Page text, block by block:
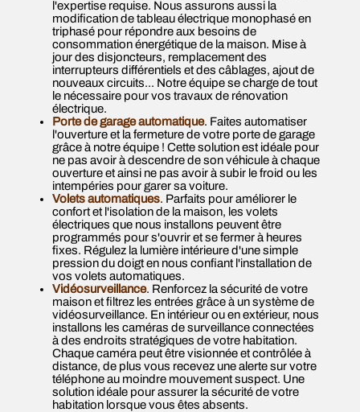
l'expertise requise. Nous assurons aussi la
modification de tableau électrique monophasé en
triphasé pour répondre aux besoins de
consommation énergétique de la maison. Mise à
jour des disjoncteurs, remplacement des
interrupteurs différentiels et des câblages, ajout de
nouveaux circuits... Notre équipe se charge de tout
le nécessaire pour vos travaux de rénovation
électrique.
Porte de garage automatique. Faites automatiser
l'ouverture et la fermeture de votre porte de garage
grâce à notre équipe ! Cette solution est idéale pour
ne pas avoir à descendre de son véhicule à chaque
ouverture et ainsi ne pas avoir à subir le froid ou les
intempéries pour garer sa voiture.
Volets automatiques. Parfaits pour améliorer le
confort et l'isolation de la maison, les volets
électriques que nous installons peuvent être
programmés pour s'ouvrir et se fermer à heures
fixes. Régulez la lumière intérieure d'une simple
pression du doigt en nous confiant l'installation de
vos volets automatiques.
Vidéosurveillance. Renforcez la sécurité de votre
maison et filtrez les entrées grâce à un système de
vidéosurveillance. En intérieur ou en extérieur, nous
installons les caméras de surveillance connectées
à des endroits stratégiques de votre habitation.
Chaque caméra peut être visionnée et contrôlée à
distance, de plus vous recevez une alerte sur votre
téléphone au moindre mouvement suspect. Une
solution idéale pour assurer la sécurité de votre
habitation lorsque vous êtes absents.